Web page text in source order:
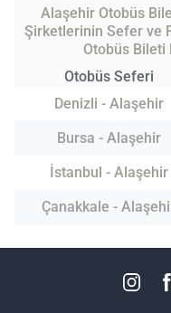
Alaşehir Otobüs
Şirketlerinin Sefer ve
Otobüs Bileti
Otobüs Seferi
Denizli - Alaşehir
Bursa - Alaşehir
İstanbul - Alaşehir
Çanakkale -